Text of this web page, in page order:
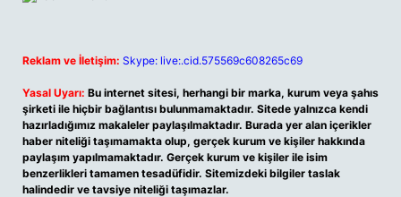
Reklam ve İletişim: Skype: live:.cid.575569c608265c69
Yasal Uyarı: Bu internet sitesi, herhangi bir marka, kurum veya şahıs
şirketi ile hiçbir bağlantısı bulunmamaktadır. Sitede yalnızca kendi
hazırladığımız makaleler paylaşılmaktadır. Burada yer alan içerikler
haber niteliği taşımamakta olup, gerçek kurum ve kişiler hakkında
paylaşım yapılmamaktadır. Gerçek kurum ve kişiler ile isim
benzerlikleri tamamen tesadüfidir. Sitemizdeki bilgiler taslak
halindedir ve tavsiye niteliği taşımazlar.